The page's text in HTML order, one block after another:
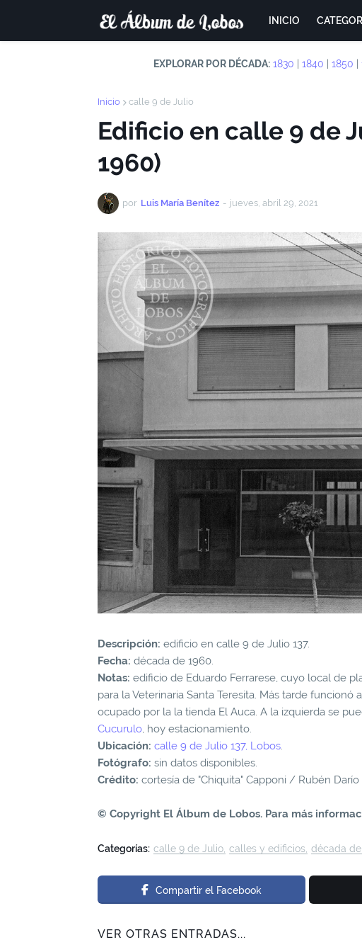
INICIO
EXPLORAR POR DÉCADA: 1830 1840 1850
Inicio calle 9 de Julio
Edificio en calle 9 de
1960)
por Luis María Benítez - jueves, abril 29, 2021
Descripción: edificio en calle 9 de Julio 137.
Fecha: década de 1960.
Notas: edificio de Eduardo Ferrarese, cuyo local de
para la Veterinaria Santa Teresita. Más tarde
ocupado por la la tienda El Auca. A la izquierda se
Cucurulo , hoy estacionamiento.
Ubicación: calle 9 de Julio 137, Lobos
Fotógrafo: sin datos disponibles.
Crédito: cortesía de "Chiquita" Capponi / Rubén Darío
© Copyright El Álbum de Lobos. Para más
Categorías: calle 9 de Julio calles y edificios década de
Compartir el Facebook
VER OTRAS ENTRADAS...